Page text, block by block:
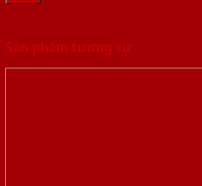
Sản phẩm tương tự